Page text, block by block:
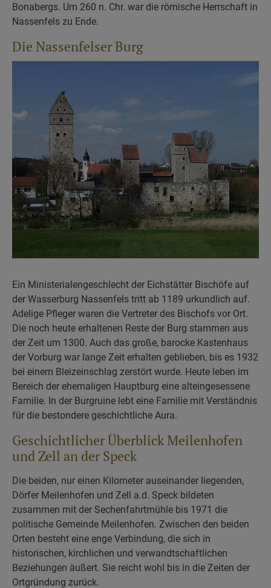
Bonabergs. Um 260 n. Chr. war die römische Herrschaft in
Nassenfels zu Ende.
Die Nassenfelser Burg
Ein Ministerialengeschlecht der Eichstätter Bischöfe auf
der Wasserburg Nassenfels tritt ab 1189 urkundlich auf.
Adelige Pfleger waren die Vertreter des Bischofs vor Ort.
Die noch heute erhaltenen Reste der Burg stammen aus
der Zeit um 1300. Auch das große, barocke Kastenhaus
der Vorburg war lange Zeit erhalten geblieben, bis es 1932
bei einem Bleizeinschlag zerstört wurde. Heute leben im
Bereich der ehemaligen Hauptburg eine alteingesessene
Familie. In der Burgruine lebt eine Familie mit Verständnis
für die bestondere geschichtliche Aura.
Geschichtlicher Überblick Meilenhofen
und Zell an der Speck
Die beiden, nur einen Kilometer auseinander liegenden,
Dörfer Meilenhofen und Zell a.d. Speck bildeten
zusammen mit der Sechenfahrtmühle bis 1971 die
politische Gemeinde Meilenhofen. Zwischen den beiden
Orten besteht eine enge Verbindung, die sich in
historischen, kirchlichen und verwandtschaftlichen
Beziehungen äußert. Sie reicht wohl bis in die Zeiten der
Ortgründung zurück.